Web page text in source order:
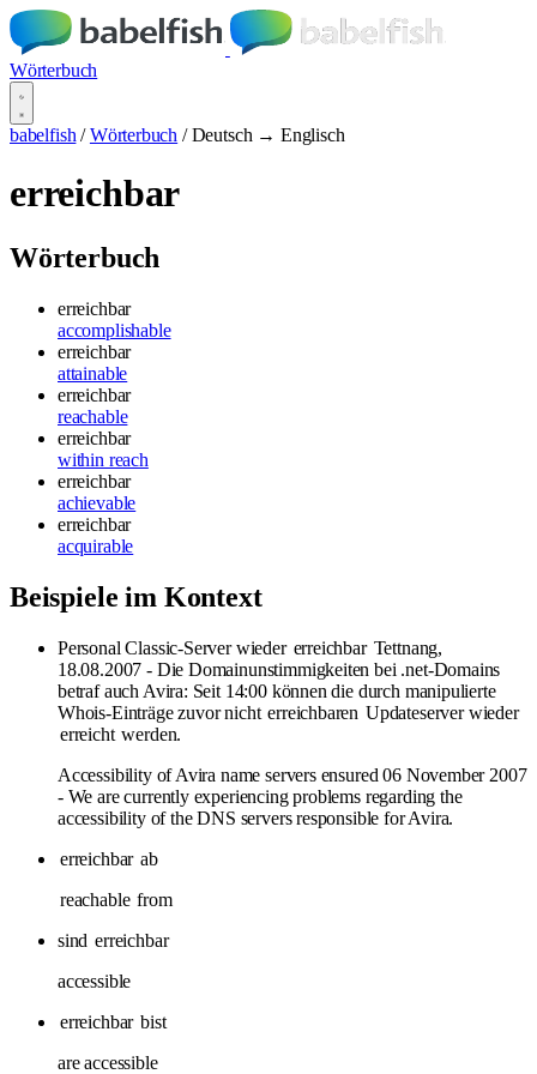
Wörterbuch
babelfish / Wörterbuch / Deutsch → Englisch
erreichbar
Wörterbuch
erreichbar
accomplishable
erreichbar
attainable
erreichbar
reachable
erreichbar
within reach
erreichbar
achievable
erreichbar
acquirable
Beispiele im Kontext
Personal Classic-Server wieder erreichbar Tettnang,
18.08.2007 - Die Domainunstimmigkeiten bei .net-Domains
betraf auch Avira: Seit 14:00 können die durch manipulierte
Whois-Einträge zuvor nicht erreichbaren Updateserver wieder
erreicht werden.
Accessibility of Avira name servers ensured 06 November 2007
- We are currently experiencing problems regarding the
accessibility of the DNS servers responsible for Avira.
erreichbar ab
reachable from
sind erreichbar
accessible
erreichbar bist
are accessible